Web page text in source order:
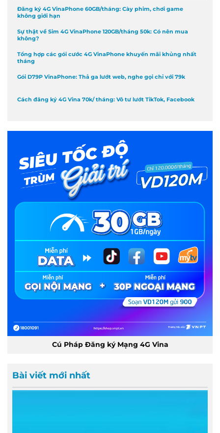
Đăng ký 4G VinaPhone 60GB/tháng: Cày phim, chơi game
không giới hạn
Sự thật về Sim 4G VinaPhone 120GB/tháng 50k: Có nên mua
không?
Tổng hợp các gói cước 4G VinaPhone khuyến mãi khủng nhất
tháng
Gói D79P VinaPhone: Thả ga lướt web, nghe gọi chỉ với 79k
Cách đăng ký 4G Vina 70k/ tháng: Vô tư lướt TikTok, Facebook
Cú Pháp Đăng ký Mạng 4G Vina
Bài viết mới nhất